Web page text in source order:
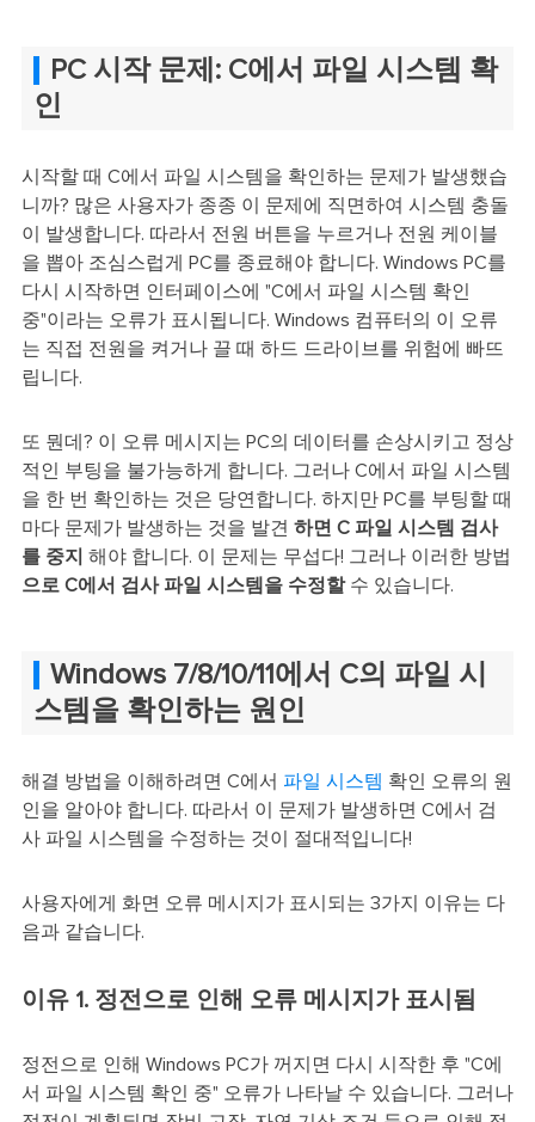
PC 시작 문제: C에서 파일 시스템 확
인
시작할 때 C에서 파일 시스템을 확인하는 문제가 발생했습
니까? 많은 사용자가 종종 이 문제에 직면하여 시스템 충돌
이 발생합니다. 따라서 전원 버튼을 누르거나 전원 케이블
을 뽑아 조심스럽게 PC를 종료해야 합니다. Windows PC를
다시 시작하면 인터페이스에 "C에서 파일 시스템 확인
중"이라는 오류가 표시됩니다. Windows 컴퓨터의 이 오류
는 직접 전원을 켜거나 끌 때 하드 드라이브를 위험에 빠뜨
립니다.
또 뭔데? 이 오류 메시지는 PC의 데이터를 손상시키고 정상
적인 부팅을 불가능하게 합니다. 그러나 C에서 파일 시스템
을 한 번 확인하는 것은 당연합니다. 하지만 PC를 부팅할 때
마다 문제가 발생하는 것을 발견 하면 C 파일 시스템 검사
를 중지 해야 합니다. 이 문제는 무섭다! 그러나 이러한 방법
으로 C에서 검사 파일 시스템을 수정할수 있습니다.
Windows 7/8/10/11에서 C의 파일 시
스템을 확인하는 원인
해결 방법을 이해하려면 C에서 파일 시스템 확인 오류의 원
인을 알아야 합니다. 따라서 이 문제가 발생하면 C에서 검
사 파일 시스템을 수정하는 것이 절대적입니다!
사용자에게 화면 오류 메시지가 표시되는 3가지 이유는 다
음과 같습니다.
이유 1. 정전으로 인해 오류 메시지가 표시됨
정전으로 인해 Windows PC가 꺼지면 다시 시작한 후 "C에
서 파일 시스템 확인 중" 오류가 나타날 수 있습니다. 그러나